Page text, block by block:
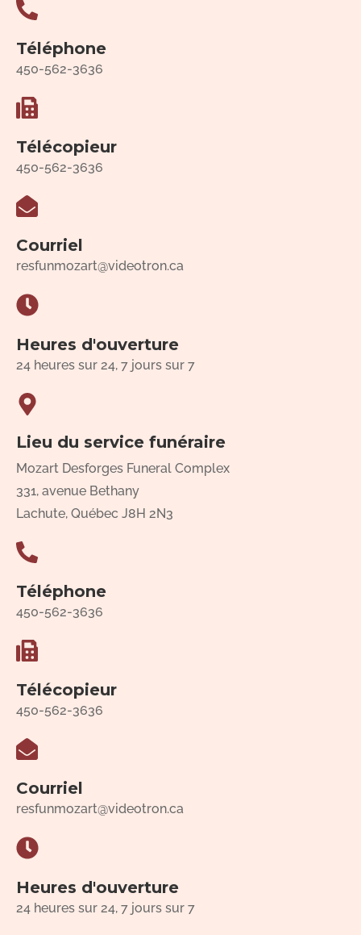
Téléphone
450-562-3636
Télécopieur
450-562-3636
Courriel
resfunmozart@videotron.ca
Heures d'ouverture
24 heures sur 24, 7 jours sur 7
Lieu du service funéraire
Mozart Desforges Funeral Complex
331, avenue Bethany
Lachute, Québec J8H 2N3
Téléphone
450-562-3636
Télécopieur
450-562-3636
Courriel
resfunmozart@videotron.ca
Heures d'ouverture
24 heures sur 24, 7 jours sur 7